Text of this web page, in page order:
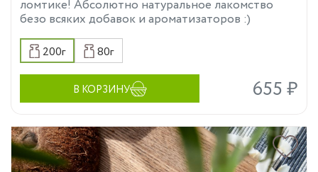
ломтике! Абсолютно натуральное лакомство
безо всяких добавок и ароматизаторов :)
200г 80г
В КОРЗИНУ 655 ₽